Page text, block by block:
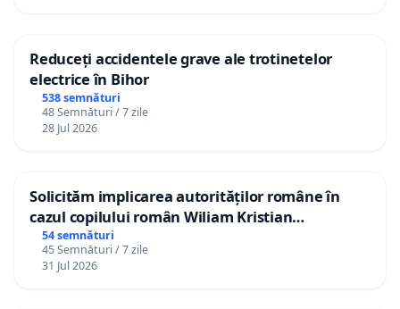
Reduceți accidentele grave ale trotinetelor
electrice în Bihor
538 semnături
48 Semnături / 7 zile
28 Jul 2026
Solicităm implicarea autorităților române în
cazul copilului român Wiliam Kristian
Gheorghe, aflat în plasament în Danemarca de
12 ani
54 semnături
45 Semnături / 7 zile
31 Jul 2026